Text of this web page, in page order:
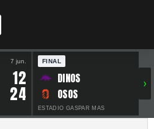
7 jun.
12
24
FINAL
DINOS
OSOS
ESTADIO GASPAR MAS
›